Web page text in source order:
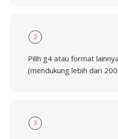
2
Pilih g4 atau format
(mendukung lebih dari
3